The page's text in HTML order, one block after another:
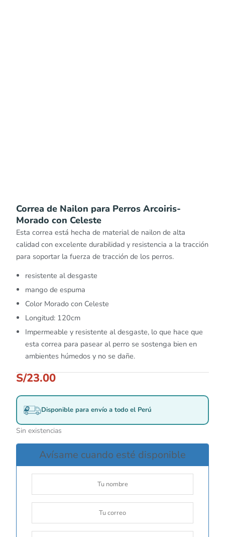
Correa de Nailon para Perros Arcoiris-
Morado con Celeste
Esta correa está hecha de material de nailon de alta
calidad con excelente durabilidad y resistencia a la tracción
para soportar la fuerza de tracción de los perros.
resistente al desgaste
mango de espuma
Color Morado con Celeste
Longitud: 120cm
Impermeable y resistente al desgaste, lo que hace que
esta correa para pasear al perro se sostenga bien en
ambientes húmedos y no se dañe.
S/23.00
Disponible para envío a todo el Perú
Sin existencias
Avísame cuando esté disponible